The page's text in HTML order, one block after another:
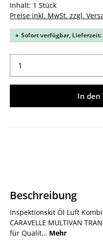
Inhalt: 1 Stück
Preise inkl. MwSt. zzgl.
Sofort verfügbar,
Produkt Anzahl: Gib
In den
Beschreibung
Inspektionskit Öl Luft
CARAVELLE MULTIVAN
für Qualit… Mehr